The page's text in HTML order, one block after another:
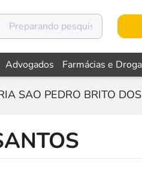
Advogados Farmácias e
SAO PEDRO BRITO